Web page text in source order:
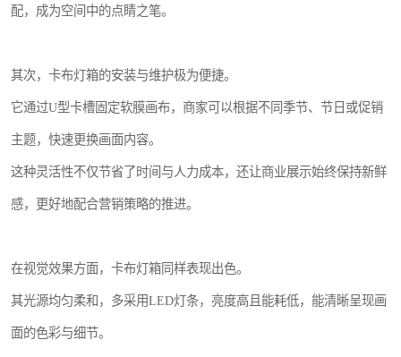
配，成为空间中的点睛之笔。
其次，卡布灯箱的安装与维护极为便捷。
它通过U型卡槽固定软膜画布，商家可以根据不同季节、节日或促销
主题，快速更换画面内容。
这种灵活性不仅节省了时间与人力成本，还让商业展示始终保持新鲜
感，更好地配合营销策略的推进。
在视觉效果方面，卡布灯箱同样表现出色。
其光源均匀柔和，多采用LED灯条，亮度高且能耗低，能清晰呈现画
面的色彩与细节。